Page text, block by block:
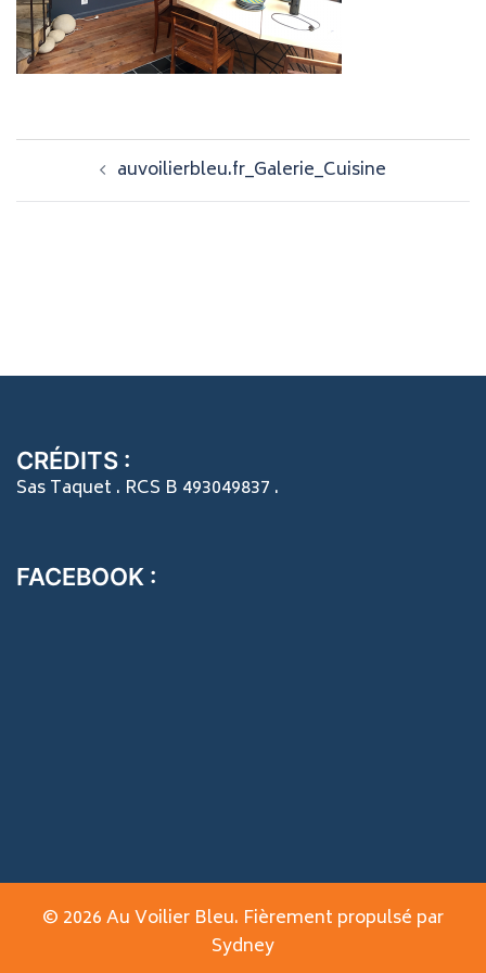
d’article auvoilierbleu.fr_Galerie_Cuisine
CRÉDITS :
Sas Taquet . RCS B 493049837 .
FACEBOOK :
© 2026 Au Voilier Bleu. Fièrement propulsé par
Sydney